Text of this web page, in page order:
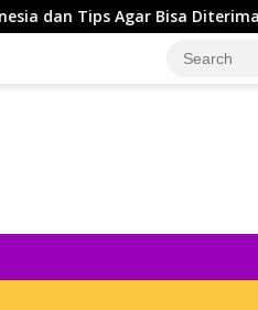
Bisa Diterima di Kampus